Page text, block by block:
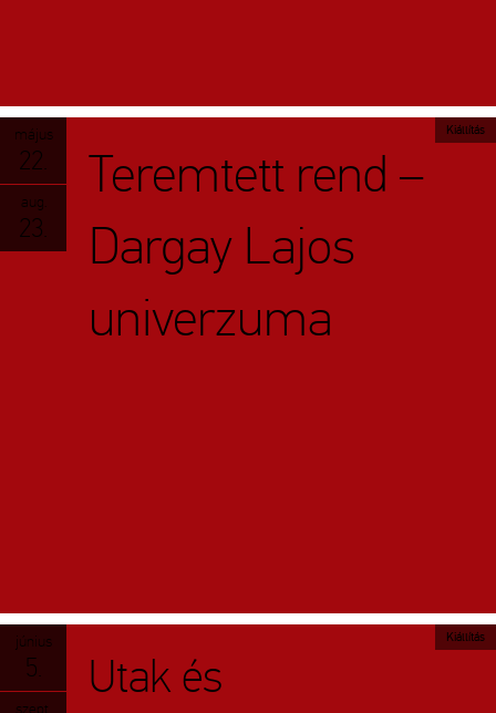
május
22.
aug.
23.
Teremtett rend –
Dargay Lajos
univerzuma
Kiállítás
június
5.
szept.
Utak és
Kiállítás